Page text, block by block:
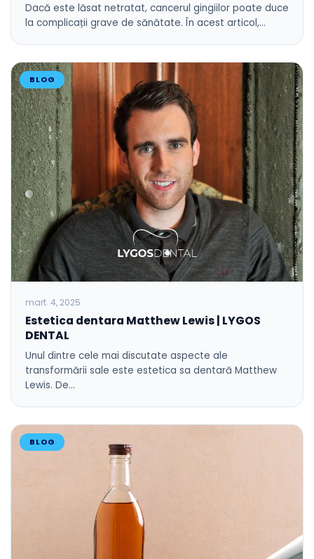
Dacă este lăsat netratat, cancerul gingiilor poate duce
la complicații grave de sănătate. În acest articol,…
BLOG
mart. 4, 2025
Estetica dentara Matthew Lewis | LYGOS
DENTAL
Unul dintre cele mai discutate aspecte ale
transformării sale este estetica sa dentară Matthew
Lewis. De…
BLOG